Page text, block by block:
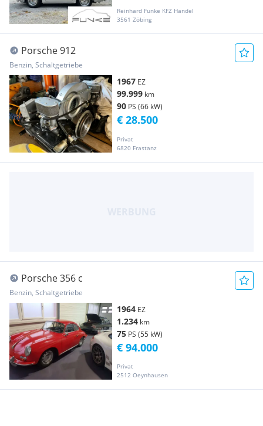
Reinhard Funke KFZ Handel
3561 Zöbing
Porsche 912
Benzin, Schaltgetriebe
1967 EZ
99.999 km
90 PS (66 kW)
Privat
6820 Frastanz
€ 28.500
Porsche 356 c
Benzin, Schaltgetriebe
1964 EZ
1.234 km
75 PS (55 kW)
Privat
2512 Oeynhausen
€ 94.000